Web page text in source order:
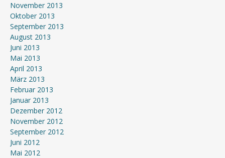
November 2013
Oktober 2013
September 2013
August 2013
Juni 2013
Mai 2013
April 2013
März 2013
Februar 2013
Januar 2013
Dezember 2012
November 2012
September 2012
Juni 2012
Mai 2012